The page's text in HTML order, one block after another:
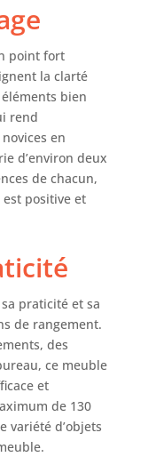
au
sans
ainsi
des
conçu
avec
le
Plan de
: Payez
point fort
la clarté
bien
rend
en
d’environ deux
de chacun,
est positive et
praticité et sa
de rangement.
des
ce meuble
et
de 130
variété d’objets